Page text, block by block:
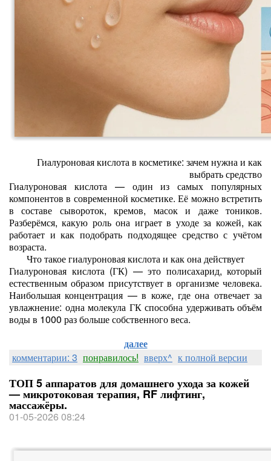
Гиалуроновая кислота в косметике: зачем нужна и как
выбрать средство
Гиалуроновая кислота — один из самых популярных
компонентов в современной косметике. Её можно встретить
в составе сывороток, кремов, масок и даже тоников.
Разберёмся, какую роль она играет в уходе за кожей, как
работает и как подобрать подходящее средство с учётом
возраста.
Что такое гиалуроновая кислота и как она действует
Гиалуроновая кислота (ГК) — это полисахарид, который
естественным образом присутствует в организме человека.
Наибольшая концентрация — в коже, где она отвечает за
увлажнение: одна молекула ГК способна удерживать объём
воды в 1000 раз больше собственного веса.
далее
комментарии: 3 понравилось! вверх^ к полной версии
ТОП 5 аппаратов для домашнего ухода за кожей
— микротоковая терапия, RF лифтинг,
массажёры.
01-05-2026 08:24